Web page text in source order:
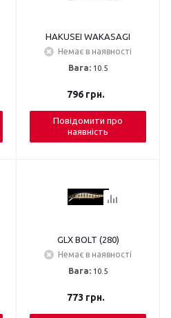
HAKUSEI WAKASAGI
Немає в наявності
Вага: 10.5
796грн.
Повідомити про
наявність
GLX BOLT (280)
Немає в наявності
Вага: 10.5
773 грн.